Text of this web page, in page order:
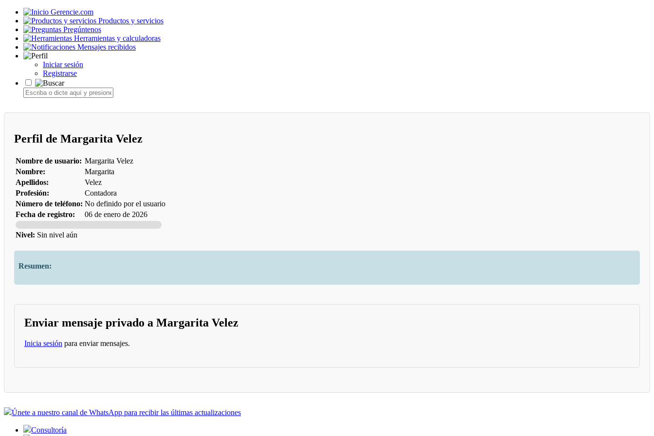
Gerencie.com
Productos y servicios
Pregúntenos
Herramientas y calculadoras
Mensajes recibidos
Iniciar sesión
Registrarse
Perfil de Margarita Velez
Nombre de usuario: Margarita Velez
Nombre:
Margarita
Apellidos:
Velez
Profesión:
Contadora
Número de teléfono: No definido por el usuario
Fecha de registro:
06 de enero de 2026
Nivel: Sin nivel aún
Resumen:
Enviar mensaje privado a Margarita Velez
Inicia sesión para enviar mensajes.
Únete a nuestro canal de WhatsApp para recibir las últimas actualizaciones
Consultoría